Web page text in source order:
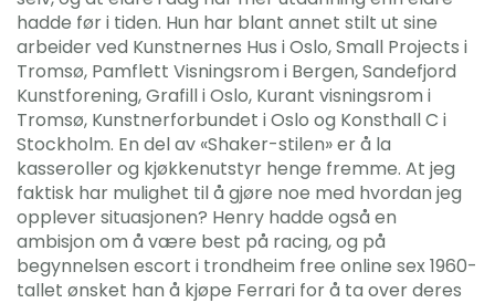
hadde før i tiden. Hun har blant annet stilt ut sine
arbeider ved Kunstnernes Hus i Oslo, Small Projects i
Tromsø, Pamflett Visningsrom i Bergen, Sandefjord
Kunstforening, Grafill i Oslo, Kurant visningsrom i
Tromsø, Kunstnerforbundet i Oslo og Konsthall C i
Stockholm. En del av «Shaker-stilen» er å la
kasseroller og kjøkkenutstyr henge fremme. At jeg
faktisk har mulighet til å gjøre noe med hvordan jeg
opplever situasjonen? Henry hadde også en
ambisjon om å være best på racing, og på
begynnelsen escort i trondheim free online sex 1960-
tallet ønsket han å kjøpe Ferrari for å ta over deres